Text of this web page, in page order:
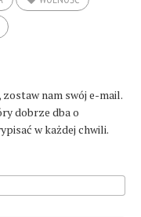
nam swój e-mail.
dobrze dba o
w każdej chwili.